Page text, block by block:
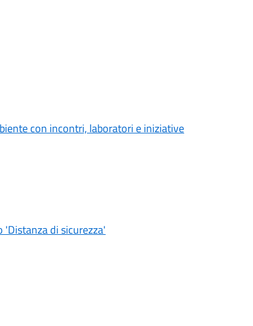
con incontri, laboratori e iniziative
di sicurezza'